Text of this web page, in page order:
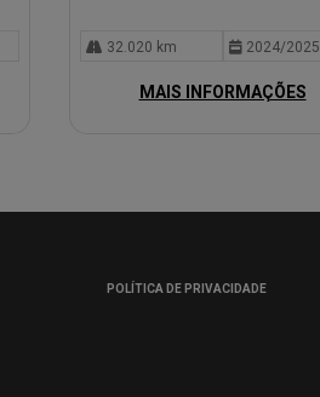
32.020 km 2024/2025
MAIS INFORMAÇÕES
POLÍTICA DE PRIVACIDADE